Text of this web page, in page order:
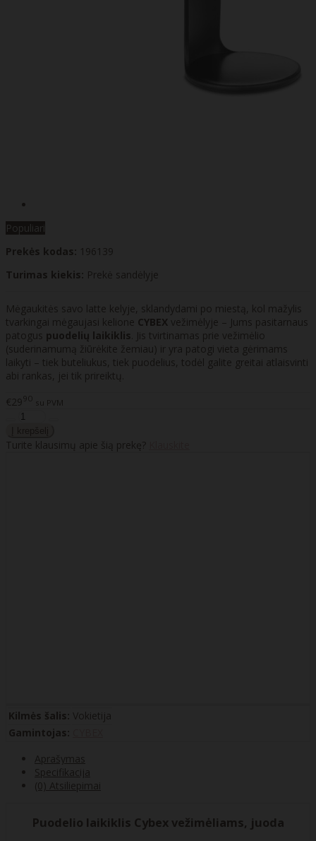
Populiari
Prekės kodas: 196139
Turimas kiekis: Prekė sandėlyje
Mėgaukitės savo latte kelyje, sklandydami po miestą, kol mažylis
tvarkingai mėgaujasi kelione CYBEX vežimėlyje – Jums pasitarnaus
patogus puodelių laikiklis . Jis tvirtinamas prie vežimėlio
(suderinamumą žiūrėkite žemiau) ir yra patogi vieta gėrimams
laikyti – tiek buteliukus, tiek puodelius, todėl galite greitai atlaisvinti
abi rankas, jei tik prireiktų.
€2990 su PVM
Turite klausimų apie šią prekę?
Kilmės šalis: Vokietija
Gamintojas:
Aprašymas
Specifikacija
(0) Atsiliepimai
Puodelio laikiklis Cybex vežimėliams, juoda